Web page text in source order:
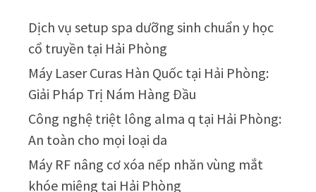
Dịch vụ setup spa dưỡng sinh chuẩn y học
cổ truyền tại Hải Phòng
Máy Laser Curas Hàn Quốc tại Hải Phòng:
Giải Pháp Trị Nám Hàng Đầu
Công nghệ triệt lông alma q tại Hải Phòng:
An toàn cho mọi loại da
Máy RF nâng cơ xóa nếp nhăn vùng mắt
khóe miệng tại Hải Phòng